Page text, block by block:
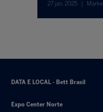
27 jan. 2025
DATA E LOCAL - Bett Brasil
Expo Center Norte